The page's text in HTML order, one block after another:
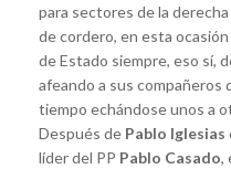
para sectores de la
de cordero, en esta
de Estado siempre, eso sí,
afeando a sus compañeros
tiempo echándose unos a
Después de Pablo Iglesias
líder del PP Pablo Casado,